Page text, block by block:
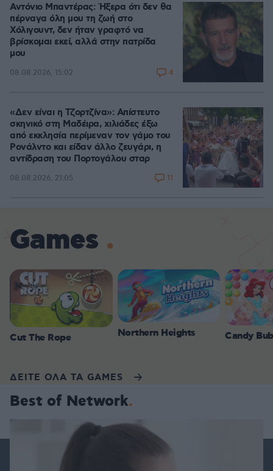
Αντόνιο Μπαντέρας: Ήξερα ότι δεν θα
πέρναγα όλη μου τη ζωή στο
Χόλιγουντ, δεν ήταν γραφτό να
βρίσκομαι εκεί, αλλά στην πατρίδα
μου
08.08.2026, 15:02 4
«Δεν είναι η Τζορτζίνα»: Απίστευτο
σκηνικό στη Μαδέιρα, χιλιάδες έξω
από εκκλησία περίμεναν τον γάμο του
Ρονάλντο και είδαν άλλο ζευγάρι, η
αντίδραση του Πορτογάλου σταρ
08.08.2026, 21:05 11
Games
Cut The Rope Northern Heights Candy
ΔΕΙΤΕ ΟΛΑ ΤΑ GAMES
Best of Network